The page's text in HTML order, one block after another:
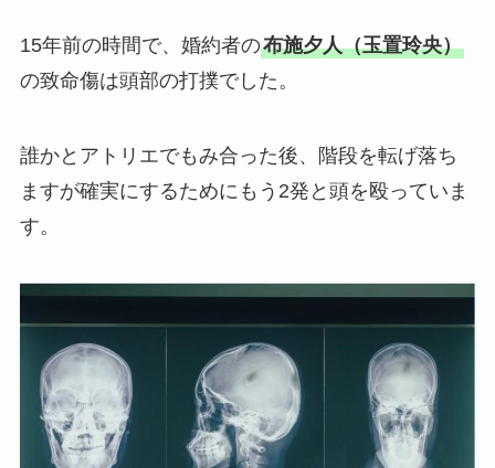
15年前の時間で、婚約者の布施夕人（玉置玲央）
の致命傷は頭部の打撲でした。
誰かとアトリエでもみ合った後、階段を転げ落ち
ますが確実にするためにもう2発と頭を殴っていま
す。